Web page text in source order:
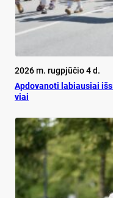
2026 m. rugpjūčio 4 d.
Ap­do­va­no­ti la­biau­siai
viai